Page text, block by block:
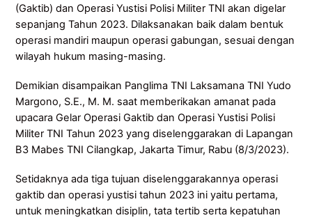
(Gaktib) dan Operasi Yustisi Polisi Militer TNI akan digelar
sepanjang Tahun 2023. Dilaksanakan baik dalam bentuk
operasi mandiri maupun operasi gabungan, sesuai dengan
wilayah hukum masing-masing.
Demikian disampaikan Panglima TNI Laksamana TNI Yudo
Margono, S.E., M. M. saat memberikakan amanat pada
upacara Gelar Operasi Gaktib dan Operasi Yustisi Polisi
Militer TNI Tahun 2023 yang diselenggarakan di Lapangan
B3 Mabes TNI Cilangkap, Jakarta Timur, Rabu (8/3/2023).
Setidaknya ada tiga tujuan diselenggarakannya operasi
gaktib dan operasi yustisi tahun 2023 ini yaitu pertama,
untuk meningkatkan disiplin, tata tertib serta kepatuhan